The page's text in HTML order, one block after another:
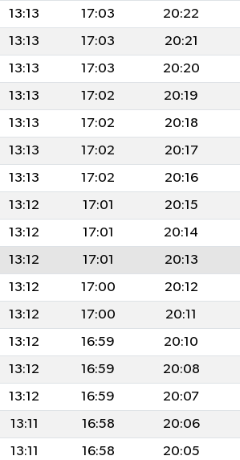
13:13 17:03 20:22
13:13 17:03 20:21
13:13 17:03 20:20
13:13 17:02 20:19
13:13 17:02 20:18
13:13 17:02 20:17
13:13 17:02 20:16
13:12 17:01 20:15
13:12 17:01 20:14
13:12 17:01 20:13
13:12 17:00 20:12
13:12 17:00 20:11
13:12 16:59 20:10
13:12 16:59 20:08
13:12 16:59 20:07
13:11 16:58 20:06
13:11 16:58 20:05